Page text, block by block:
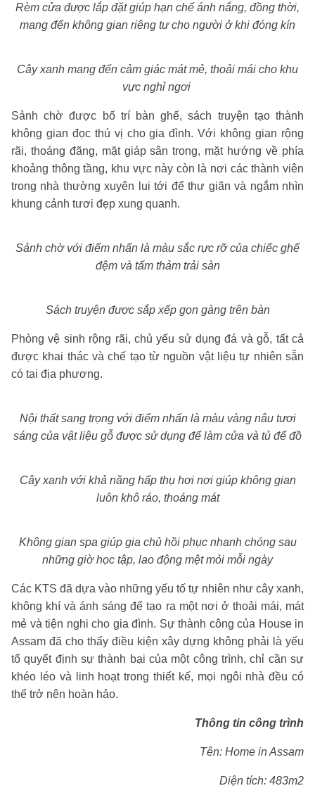
Rèm cửa được lắp đặt giúp hạn chế ánh nắng, đồng thời,
mang đến không gian riêng tư cho người ở khi đóng kín
Cây xanh mang đến cảm giác mát mẻ, thoải mái cho khu
vực nghỉ ngơi
Sảnh chờ được bố trí bàn ghế, sách truyện tạo thành
không gian đọc thú vị cho gia đình. Với không gian rộng
rãi, thoáng đãng, mặt giáp sân trong, mặt hướng về phía
khoảng thông tầng, khu vực này còn là nơi các thành viên
trong nhà thường xuyên lui tới để thư giãn và ngắm nhìn
khung cảnh tươi đẹp xung quanh.
Sảnh chờ với điểm nhấn là màu sắc rực rỡ của chiếc ghế
đệm và tấm thảm trải sàn
Sách truyện được sắp xếp gọn gàng trên bàn
Phòng vệ sinh rộng rãi, chủ yếu sử dụng đá và gỗ, tất cả
được khai thác và chế tạo từ nguồn vật liệu tự nhiên sẵn
có tại địa phương.
Nội thất sang trọng với điểm nhấn là màu vàng nâu tươi
sáng của vật liệu gỗ được sử dụng để làm cửa và tủ để đồ
Cây xanh với khả năng hấp thụ hơi nơi giúp không gian
luôn khô ráo, thoáng mát
Không gian spa giúp gia chủ hồi phục nhanh chóng sau
những giờ học tập, lao động mệt mỏi mỗi ngày
Các KTS đã dựa vào những yếu tố tự nhiên như cây xanh,
không khí và ánh sáng để tạo ra một nơi ở thoải mái, mát
mẻ và tiện nghi cho gia đình. Sự thành công của House in
Assam đã cho thấy điều kiện xây dựng không phải là yếu
tố quyết định sự thành bại của một công trình, chỉ cần sự
khéo léo và linh hoạt trong thiết kế, mọi ngôi nhà đều có
thể trở nên hoàn hảo.
Thông tin công trình
Tên: Home in Assam
Diện tích: 483m2